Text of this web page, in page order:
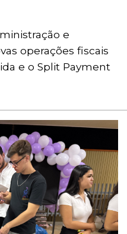
e
operações fiscais
e o Split Payment